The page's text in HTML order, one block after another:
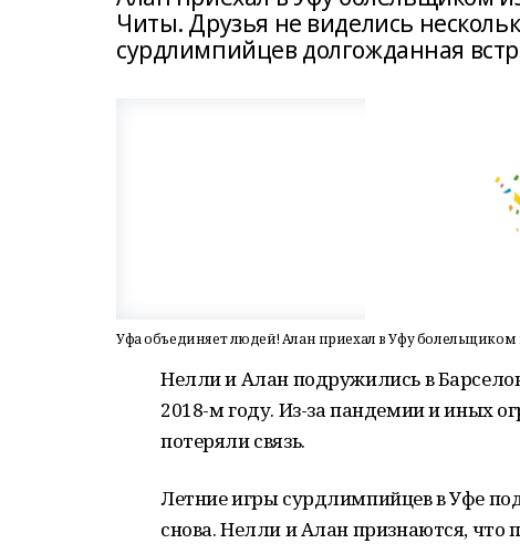
Читы. Друзья не виделись
сурдлимпийцев долгожданная
Уфа объединяет людей! Алан приехал в Уфу
Нелли и Алан подружились в
2018-м году. Из-за пандемии и иных
потеряли связь.
Летние игры сурдлимпийцев в Уфе
снова. Нелли и Алан признаются, что